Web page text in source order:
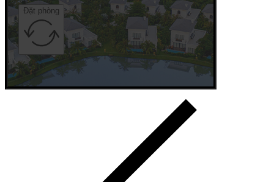
Đặt phòng